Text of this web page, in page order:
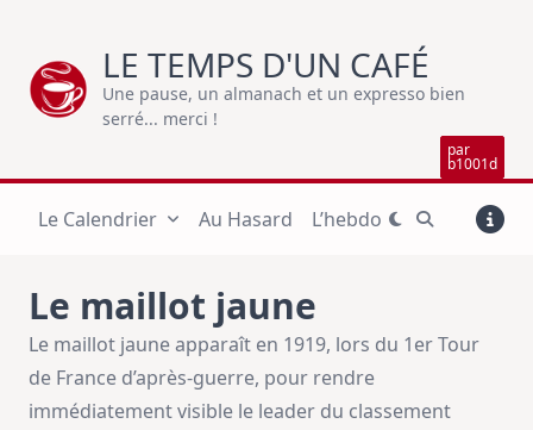
content
LE TEMPS D'UN CAFÉ
Une pause, un almanach et un expresso bien
serré... merci !
par
b1001d
Le Calendrier Au Hasard L’hebdo
Le maillot jaune
Le maillot jaune apparaît en 1919, lors du 1er Tour
de France d’après-guerre, pour rendre
immédiatement visible le leader du classement